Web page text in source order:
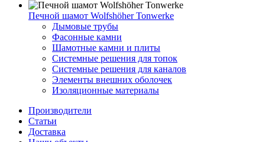
Печной шамот Wolfshöher Tonwerke
Дымовые трубы
Фасонные камни
Шамотные камни и плиты
Системные решения для топок
Системные решения для каналов
Элементы внешних оболочек
Изоляционные материалы
Производители
Статьи
Доставка